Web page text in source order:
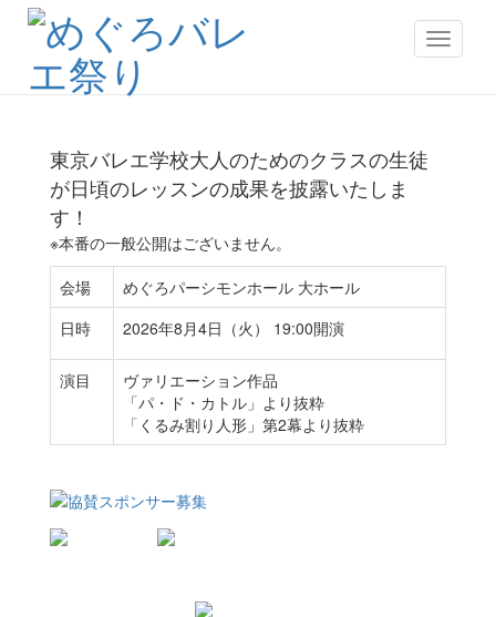
Toggle
プレゼンツ
大人のためのクラス勉強会2026
東京バレエ学校大人のためのクラスの生徒
が日頃のレッスンの成果を披露いたしま
す！
※本番の一般公開はございません。
会場
めぐろパーシモンホール 大ホール
日時
2026年8月4日（火） 19:00開演
演目
ヴァリエーション作品
「パ・ド・カトル」より抜粋
「くるみ割り人形」第2幕より抜粋